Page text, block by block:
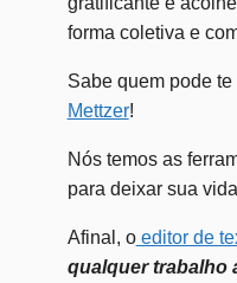
forma coletiva e
Sabe quem pode
Mettzer!
Nós temos as
para deixar sua
Afinal, oeditor de
qualquer trabalho